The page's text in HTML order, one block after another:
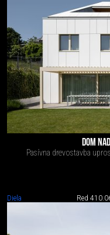
DOM
Pasívna drevostavba
Diela Red 4